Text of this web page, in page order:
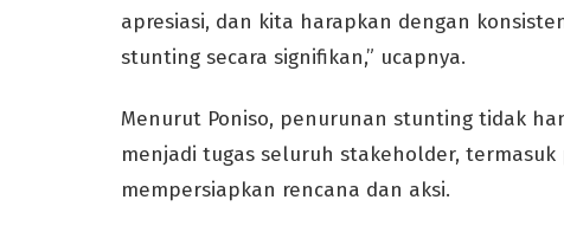
apresiasi, dan kita harapkan dengan
stunting secara signifikan,” ucapnya.
Menurut Poniso, penurunan stunting tidak
menjadi tugas seluruh stakeholder,
mempersiapkan rencana dan aksi.